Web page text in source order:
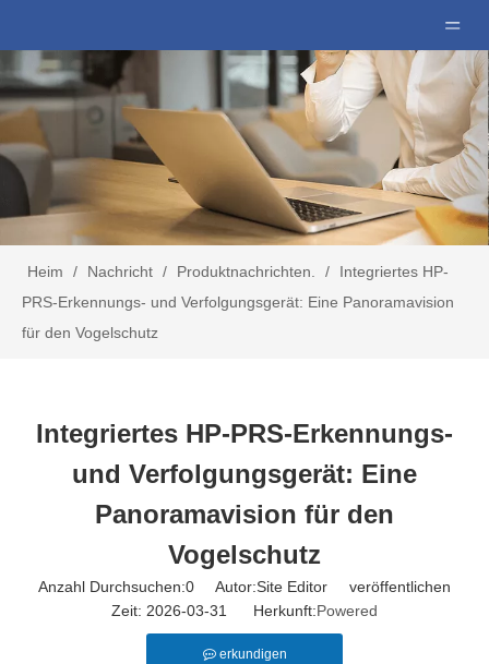
Heim / Nachricht / Produktnachrichten. /
Integriertes HP-
PRS-Erkennungs- und Verfolgungsgerät: Eine Panoramavision
für den Vogelschutz
Integriertes HP-PRS-Erkennungs-
und Verfolgungsgerät: Eine
Panoramavision für den
Vogelschutz
Anzahl Durchsuchen:0 Autor:Site Editor veröffentlichen
Zeit: 2026-03-31 Herkunft:Powered
erkundigen